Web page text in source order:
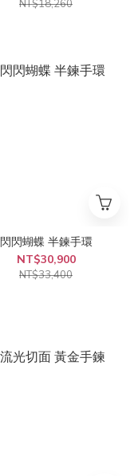
NT$18,260
閃閃蝴蝶 半鍊手環
NT$30,900
NT$33,400